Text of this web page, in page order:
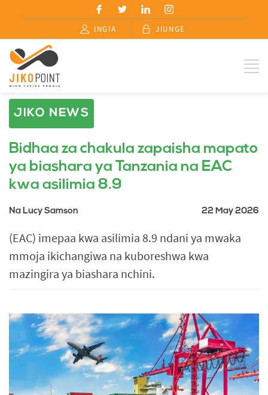
INGIA JIUNGE
JIKO NEWS
Bidhaa za chakula zapaisha mapato
ya biashara ya Tanzania na EAC
kwa asilimia 8.9
Na Lucy Samson 22 May 2026
(EAC) imepaa kwa asilimia 8.9 ndani ya mwaka
mmoja ikichangiwa na kuboreshwa kwa
mazingira ya biashara nchini.